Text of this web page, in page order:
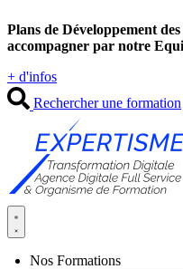
au
contenu
Plans de Développement
accompagner par notre
+ d'infos
Rechercher une formation
Nos Formations